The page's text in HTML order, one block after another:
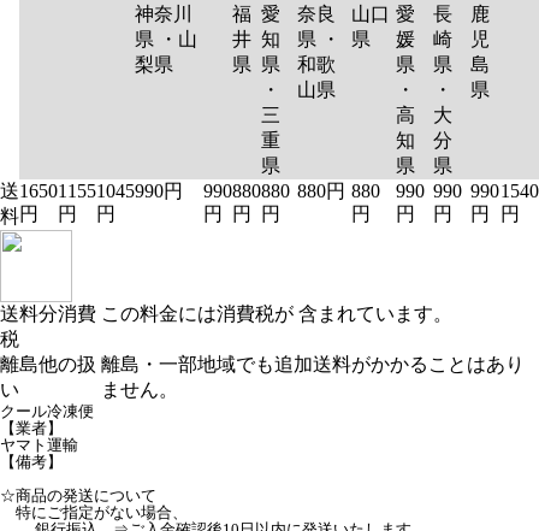
神奈川
県 ・山
梨県
福
井
県
愛
知
県
・
三
重
県
奈良
県 ・
和歌
山県
山口
県
愛
媛
県
・
高
知
県
長
崎
県
・
大
分
県
鹿
児
島
県
送
料
1650
円
1155
円
1045
円
990円
990
円
880
円
880
円
880円 880
円
990
円
990
円
990
円
1540
円
送料分消費
税
この料金には消費税が 含まれています。
離島他の扱
い
離島・一部地域でも追加送料がかかることはあり
ません。
クール冷凍便
【業者】
ヤマト運輸
【備考】
☆商品の発送について
特にご指定がない場合、